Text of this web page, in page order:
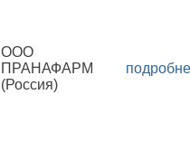
ООО
ПРАНАФАРМ
(Россия)